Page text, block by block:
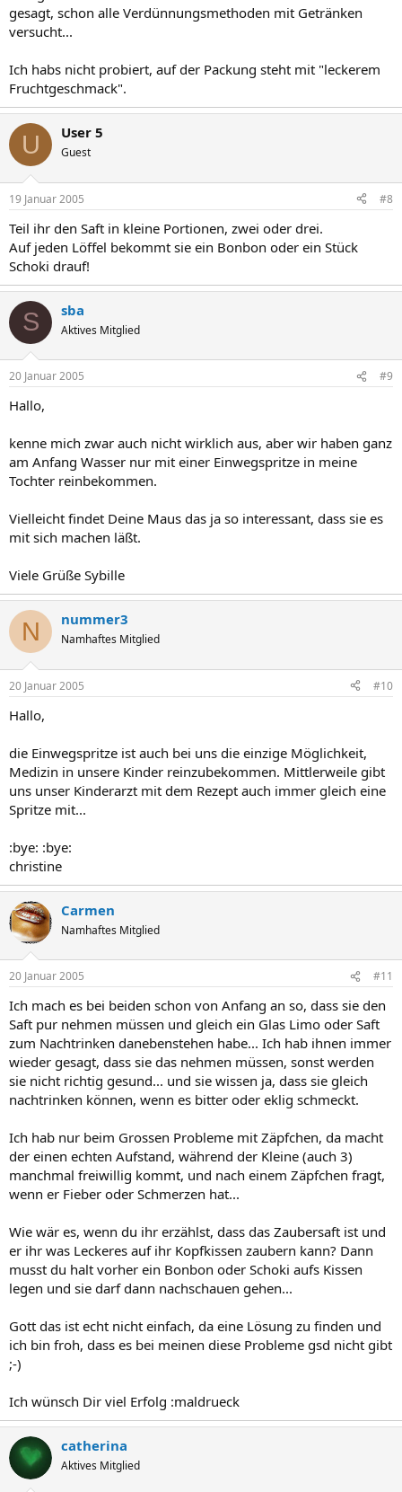
gesagt, schon alle Verdünnungsmethoden mit Getränken
versucht...
Ich habs nicht probiert, auf der Packung steht mit "leckerem
Fruchtgeschmack".
U User 5
Guest
19 Januar 2005 #8
Teil ihr den Saft in kleine Portionen, zwei oder drei.
Auf jeden Löffel bekommt sie ein Bonbon oder ein Stück
Schoki drauf!
S sba
Aktives Mitglied
20 Januar 2005 #9
Hallo,
kenne mich zwar auch nicht wirklich aus, aber wir haben ganz
am Anfang Wasser nur mit einer Einwegspritze in meine
Tochter reinbekommen.
Vielleicht findet Deine Maus das ja so interessant, dass sie es
mit sich machen läßt.
Viele Grüße Sybille
N nummer3
Namhaftes Mitglied
20 Januar 2005 #10
Hallo,
die Einwegspritze ist auch bei uns die einzige Möglichkeit,
Medizin in unsere Kinder reinzubekommen. Mittlerweile gibt
uns unser Kinderarzt mit dem Rezept auch immer gleich eine
Spritze mit...
:bye: :bye:
christine
Carmen
Namhaftes Mitglied
20 Januar 2005 #11
Ich mach es bei beiden schon von Anfang an so, dass sie den
Saft pur nehmen müssen und gleich ein Glas Limo oder Saft
zum Nachtrinken danebenstehen habe... Ich hab ihnen immer
wieder gesagt, dass sie das nehmen müssen, sonst werden
sie nicht richtig gesund... und sie wissen ja, dass sie gleich
nachtrinken können, wenn es bitter oder eklig schmeckt.
Ich hab nur beim Grossen Probleme mit Zäpfchen, da macht
der einen echten Aufstand, während der Kleine (auch 3)
manchmal freiwillig kommt, und nach einem Zäpfchen fragt,
wenn er Fieber oder Schmerzen hat...
Wie wär es, wenn du ihr erzählst, dass das Zaubersaft ist und
er ihr was Leckeres auf ihr Kopfkissen zaubern kann? Dann
musst du halt vorher ein Bonbon oder Schoki aufs Kissen
legen und sie darf dann nachschauen gehen...
Gott das ist echt nicht einfach, da eine Lösung zu finden und
ich bin froh, dass es bei meinen diese Probleme gsd nicht gibt
;-)
Ich wünsch Dir viel Erfolg :maldrueck
catherina
Aktives Mitglied